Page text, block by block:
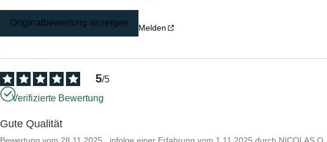
Originalbewertung anzeigen Melden
5/5
Verifizierte Bewertung
Gute Qualität